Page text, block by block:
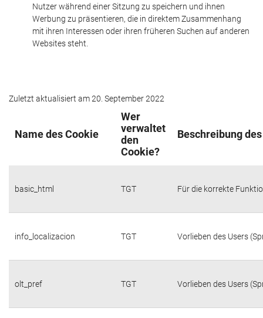
Nutzer während einer Sitzung zu speichern und ihnen
Werbung zu präsentieren, die in direktem Zusammenhang
mit ihren Interessen oder ihren früheren Suchen auf anderen
Websites steht.
Zuletzt aktualisiert am 20. September 2022
Name des Cookie
Wer
verwaltet
den
Cookie?
Beschreibung
basic_html TGT Für die korrekte
info_localizacion TGT Vorlieben des Users
olt_pref TGT Vorlieben des Users